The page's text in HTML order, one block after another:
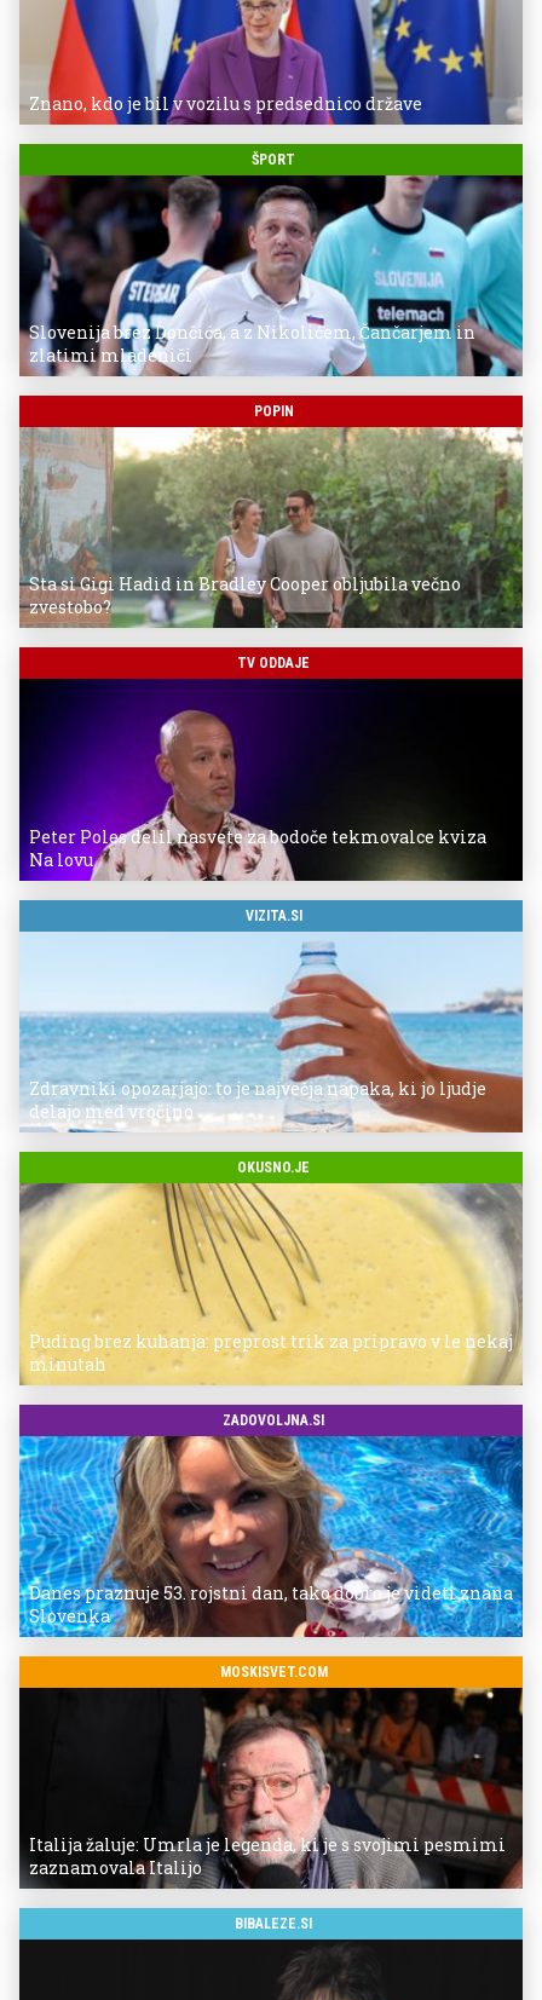
Znano, kdo je bil v vozilu s predsednico države
ŠPORT
Slovenija brez Dončića, a z Nikolićem, Čančarjem in
zlatimi mladeniči
POPIN
Sta si Gigi Hadid in Bradley Cooper obljubila večno
zvestobo?
TV ODDAJE
Peter Poles delil nasvete za bodoče tekmovalce kviza
Na lovu
VIZITA.SI
Zdravniki opozarjajo: to je največja napaka, ki jo ljudje
delajo med vročino
OKUSNO.JE
Puding brez kuhanja: preprost trik za pripravo v le nekaj
minutah
ZADOVOLJNA.SI
Danes praznuje 53. rojstni dan, tako dobro je videti znana
Slovenka
MOSKISVET.COM
Italija žaluje: Umrla je legenda, ki je s svojimi pesmimi
zaznamovala Italijo
BIBALEZE.SI